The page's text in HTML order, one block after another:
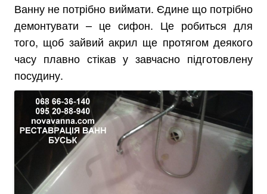
Ванну не потрібно виймати. Єдине що потрібно
демонтувати – це сифон. Це робиться для
того, щоб зайвий акрил ще протягом деякого
часу плавно стікав у завчасно підготовлену
посудину.